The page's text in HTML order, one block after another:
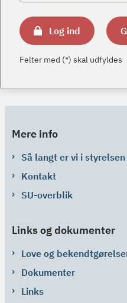
Log ind
Felter med (*) skal udfyldes
Mere info
Så langt er vi i styrelsen
Kontakt
SU-overblik
Links og dokumenter
Love og
Dokumenter
Links